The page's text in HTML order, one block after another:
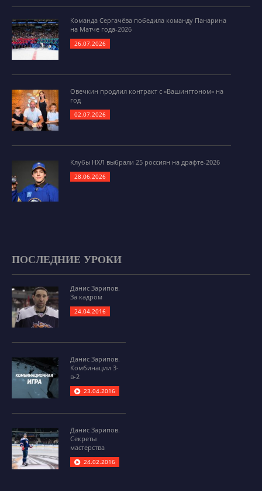
Команда Сергачёва победила команду Панарина
на Матче года-2026
26.07.2026
Овечкин продлил контракт с «Вашингтоном» на
год
02.07.2026
Клубы НХЛ выбрали 25 россиян на драфте-2026
28.06.2026
ПОСЛЕДНИЕ УРОКИ
Данис Зарипов.
За кадром
24.04.2016
Данис Зарипов.
Комбинации 3-
в-2
23.04.2016
Данис Зарипов.
Секреты
мастерства
24.02.2016